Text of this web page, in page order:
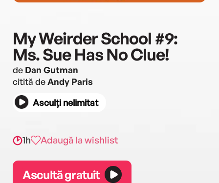
My Weirder School #9:
Ms. Sue Has No Clue!
de Dan Gutman
citită deAndy Paris
Asculți nelimitat
1h Adaugă la wishlist
Ascultă gratuit